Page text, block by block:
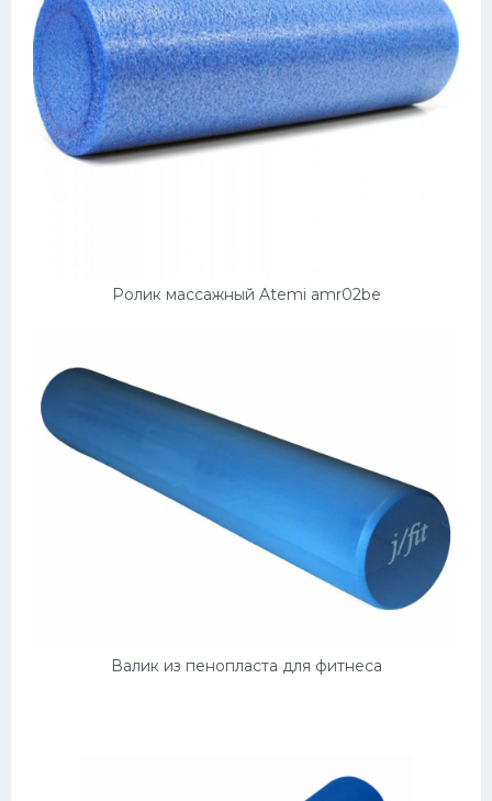
Ролик массажный Atemi amr02be
Валик из пенопласта для фитнеса